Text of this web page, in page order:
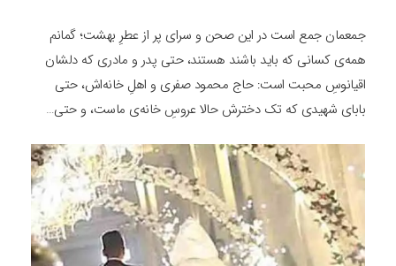
جمعمان جمع است در این صحن و سرای پر از عطرِ بهشت؛ گمانم
همه‌ی کسانی که باید باشند هستند، حتی پدر و مادری که دلشان
اقیانوسِ محبت است: حاج محمود صفری و اهلِ خانه‌اش، حتی
بابای شهیدی که تک دخترش حالا عروسِ خانه‌ی ماست، و حتی…